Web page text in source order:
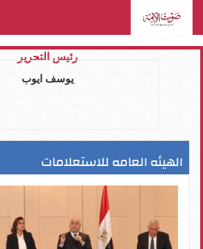
رئيس التحرير
يوسف ايوب
الهيئه العامه للاستعلامات